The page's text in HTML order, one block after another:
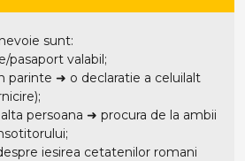
sunt:
pasaport valabil;
parinte ➜ o declaratie a celuilalt
persoana ➜ procura de la ambii
iesirea cetatenilor romani